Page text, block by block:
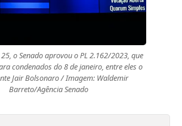
o Senado aprovou o PL 2.162/2023, que
condenados do 8 de janeiro, entre eles o
Jair Bolsonaro / Imagem: Waldemir
Barreto/Agência Senado